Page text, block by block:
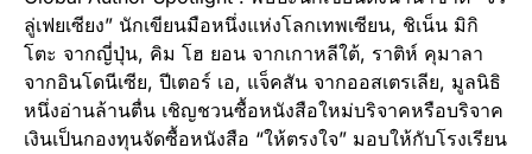
ลู่เฟยเซียง” นักเขียนมือหนึ่งแห่งโลกเทพเซียน, ชิเน็น มิกิ
โตะ จากญี่ปุ่น, คิม โฮ ยอน จากเกาหลีใต้, ราติห์ คุมาลา
จากอินโดนีเซีย, ปีเตอร์ เอ, แจ็คสัน จากออสเตรเลีย, มูลนิธิ
หนึ่งอ่านล้านตื่น เชิญชวนซื้อหนังสือใหม่บริจาคหรือบริจาค
เงินเป็นกองทุนจัดซื้อหนังสือ “ให้ตรงใจ” มอบให้กับโรงเรียน